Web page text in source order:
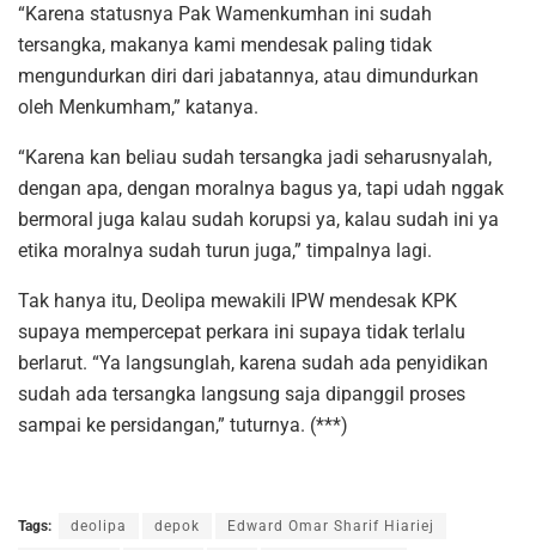
“Karena statusnya Pak Wamenkumhan ini sudah
tersangka, makanya kami mendesak paling tidak
mengundurkan diri dari jabatannya, atau dimundurkan
oleh Menkumham,” katanya.
“Karena kan beliau sudah tersangka jadi seharusnyalah,
dengan apa, dengan moralnya bagus ya, tapi udah nggak
bermoral juga kalau sudah korupsi ya, kalau sudah ini ya
etika moralnya sudah turun juga,” timpalnya lagi.
Tak hanya itu, Deolipa mewakili IPW mendesak KPK
supaya mempercepat perkara ini supaya tidak terlalu
berlarut. “Ya langsunglah, karena sudah ada penyidikan
sudah ada tersangka langsung saja dipanggil proses
sampai ke persidangan,” tuturnya. (***)
Tags: deolipa depok Edward Omar Sharif Hiariej